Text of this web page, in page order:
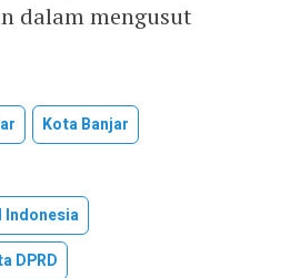
dalam mengusut
Kota Banjar
Indonesia
DPRD